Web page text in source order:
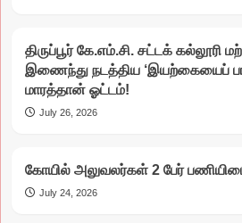
திருப்பூர் கே.எம்.சி. சட்டக் கல்லூரி
இணைந்து நடத்திய ‘இயற்கையைப்
மாரத்தான் ஓட்டம்!
July 26, 2026
கோயில் அலுவலர்கள் 2 பேர்
July 24, 2026